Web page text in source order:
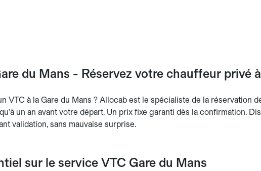
du Mans - Réservez votre chauffeur privé
VTC à la Gare du Mans ? Allocab est le spécialiste de la réservation
un an avant votre départ. Un prix fixe garanti dès la confirmation.
validation, sans mauvaise surprise.
sur le service VTC Gare du Mans